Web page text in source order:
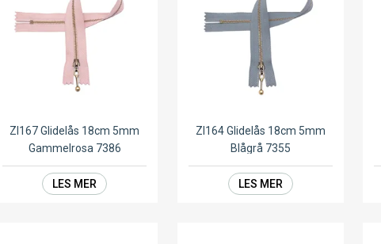
ZI167 Glidelås 18cm 5mm
Gammelrosa 7386
LES MER
ZI164 Glidelås 18cm 5mm
Blågrå 7355
LES MER